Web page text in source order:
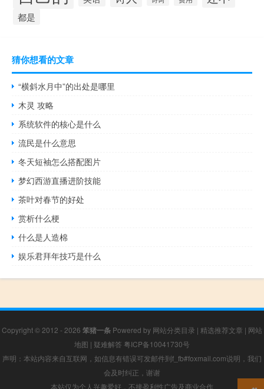
都是
猜你想看的文章
“横斜水月中”的出处是哪里
木灵 攻略
系统软件的核心是什么
流民是什么意思
冬天短袖怎么搭配图片
梦幻西游直播进阶技能
茶叶对春节的好处
赏析什么梗
什么是人造棉
娱乐君拜年技巧是什么
Copyright © 2012 - 2026 笨猪一条 Powered by 网站分类目录 | 精选推荐文章 | 网站
地图 | 疑难解答 粤ICP备10041730号
声明：本站内容来自互联网，如信息有错误可发邮件到f_fb#foxmail.com说明，我们
会及时纠正，谢谢
本站仅为个人兴趣爱好，不接盈利性广告及商业合作